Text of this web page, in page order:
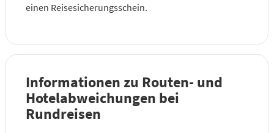
einen Reisesicherungsschein.
Informationen zu Routen- und
Hotelabweichungen bei
Rundreisen